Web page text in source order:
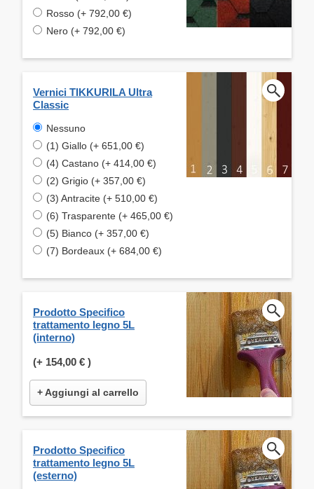
Rosso (+ 792,00 €)
Nero (+ 792,00 €)
Vernici TIKKURILA Ultra
Classic
Nessuno
(1) Giallo (+ 651,00 €)
(4) Castano (+ 414,00 €)
(2) Grigio (+ 357,00 €)
(3) Antracite (+ 510,00 €)
(6) Trasparente (+ 465,00 €)
(5) Bianco (+ 357,00 €)
(7) Bordeaux (+ 684,00 €)
Prodotto Specifico
trattamento legno 5L
(interno)
(+ 154,00 € )
+ Aggiungi al carrello
Prodotto Specifico
trattamento legno 5L
(esterno)